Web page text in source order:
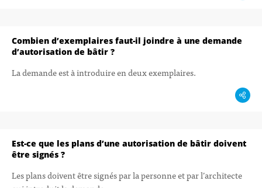
Combien d’exemplaires faut-il joindre à une demande
d’autorisation de bâtir ?
La demande est à introduire en deux exemplaires.
Est-ce que les plans d’une autorisation de bâtir doivent
être signés ?
Les plans doivent être signés par la personne et par l’architecte